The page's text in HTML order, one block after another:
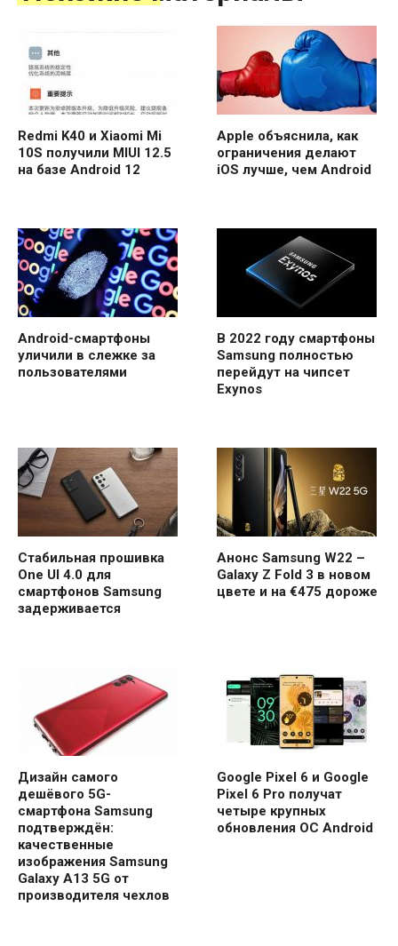
Redmi K40 и Xiaomi Mi
10S получили MIUI 12.5
на базе Android 12
Apple объяснила, как
ограничения делают
iOS лучше, чем Android
Android-смартфоны
уличили в слежке за
пользователями
В 2022 году смартфоны
Samsung полностью
перейдут на чипсет
Exynos
Стабильная прошивка
One UI 4.0 для
смартфонов Samsung
задерживается
Анонс Samsung W22 –
Galaxy Z Fold 3 в новом
цвете и на €475 дороже
Дизайн самого
дешёвого 5G-
смартфона Samsung
подтверждён:
качественные
изображения Samsung
Galaxy A13 5G от
производителя чехлов
Google Pixel 6 и Google
Pixel 6 Pro получат
четыре крупных
обновления ОС Android